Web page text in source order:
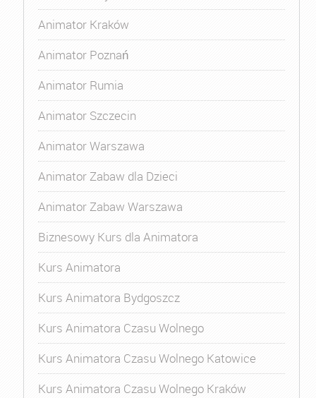
Animator Kraków
Animator Poznań
Animator Rumia
Animator Szczecin
Animator Warszawa
Animator Zabaw dla Dzieci
Animator Zabaw Warszawa
Biznesowy Kurs dla Animatora
Kurs Animatora
Kurs Animatora Bydgoszcz
Kurs Animatora Czasu Wolnego
Kurs Animatora Czasu Wolnego Katowice
Kurs Animatora Czasu Wolnego Kraków